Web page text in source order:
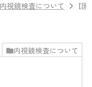
内視鏡検査について 【
内視鏡検査について